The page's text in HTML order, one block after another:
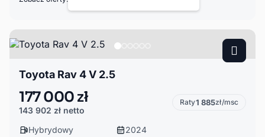
Toyota Rav 4 V 2.5
177 000 zł
143 902 zł netto
Raty1 885zł/msc
Hybrydowy
2024